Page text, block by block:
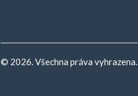
© 2026. Všechna práva vyhrazena.